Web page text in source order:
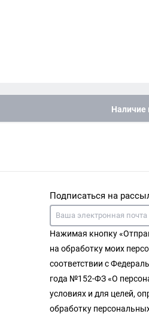
Наличие
Подписаться на
Нажимая кнопку
на обработку моих
соответствии с
года №152-ФЗ «О
условиях и для целей,
обработку